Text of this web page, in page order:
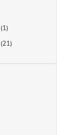
1
21